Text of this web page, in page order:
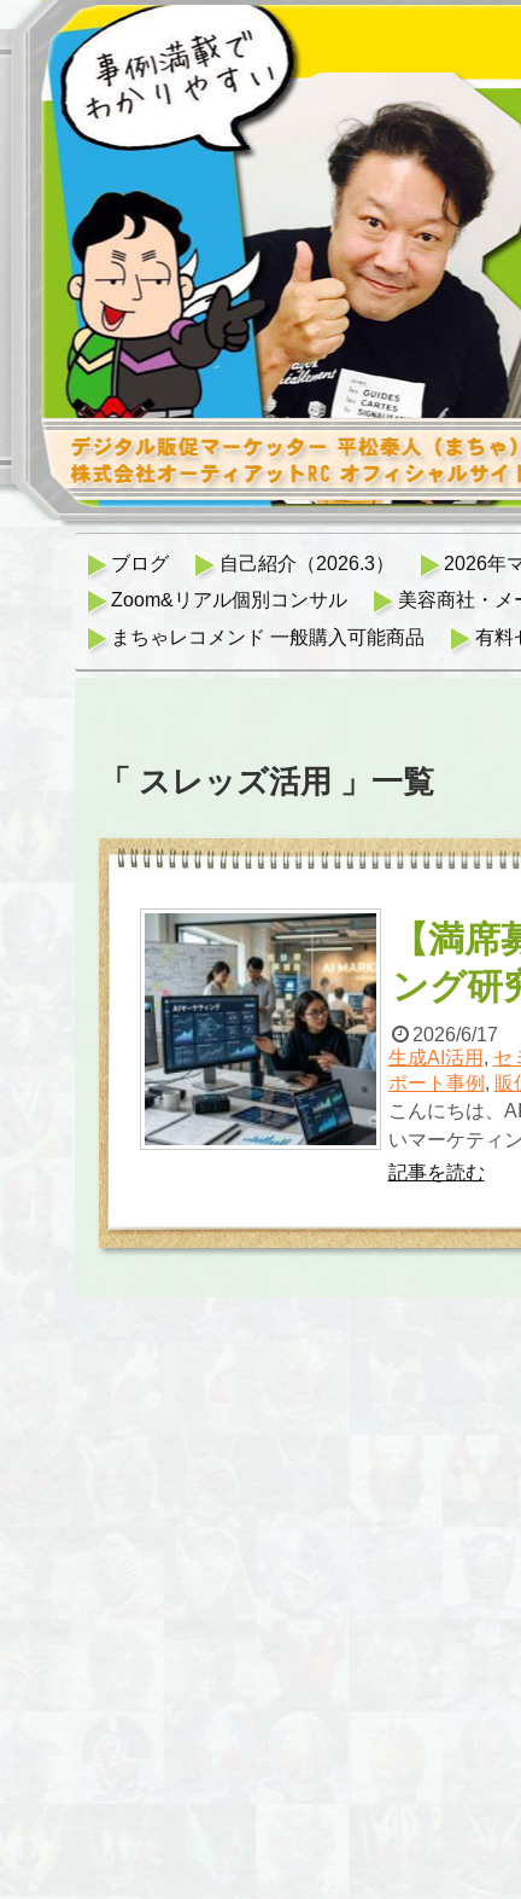
ブログ 自己紹介（2026.3） 2026年
Zoom&リアル個別コンサル
美容商社・メ
まちゃレコメンド 一般購入可能商品
有料
「 スレッズ活用 」一覧
【満
ング研
2026/6/17
生成AI活用 , セ
ポート事例 , 販
こんにちは、
いマーケティ
記事を読む